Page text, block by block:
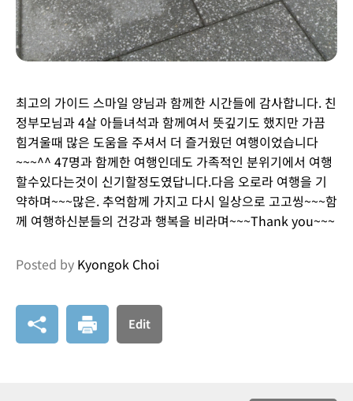
최고의 가이드 스마일 양님과 함께한 시간들에 감사합니다. 친
정부모님과 4살 아들녀석과 함께여서 뜻깊기도 했지만 가끔
힘겨울때 많은 도움을 주셔서 더 즐거웠던 여행이었습니다
~~~^^ 47명과 함께한 여행인데도 가족적인 분위기에서 여행
할수있다는것이 신기할정도였답니다.다음 오로라 여행을 기
약하며~~~많은. 추억함께 가지고 다시 일상으로 고고씽~~~함
께 여행하신분들의 건강과 행복을 비라며~~~Thank you~~~
Posted by Kyongok Choi
Edit